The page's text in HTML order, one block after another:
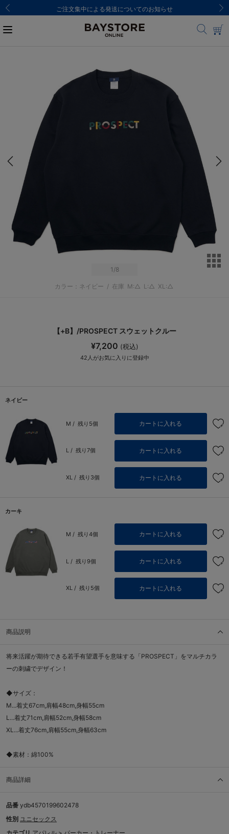
ご注文集中による発送についてのお知らせ
1 /8
カラー：ネイビー / 在庫 M:△ L:△ XL:△
【+B】/PROSPECT スウェットクルー
¥7,200 (税込)
42 人がお気に入りに登録中
ネイビー
M / 残り5個 カートに入れる
L / 残り7個 カートに入れる
XL / 残り3個 カートに入れる
カーキ
M / 残り4個 カートに入れる
L / 残り9個 カートに入れる
XL / 残り5個 カートに入れる
商品説明
将来活躍が期待できる若手有望選手を意味する「PROSPECT」をマルチカラ
ーの刺繍でデザイン！
◆サイズ：
M...着丈67cm,肩幅48cm,身幅55cm
L...着丈71cm,肩幅52cm,身幅58cm
XL...着丈76cm,肩幅55cm,身幅63cm
◆素材：綿100%
商品詳細
品番 ydb4570199602478
性別 ユニセックス